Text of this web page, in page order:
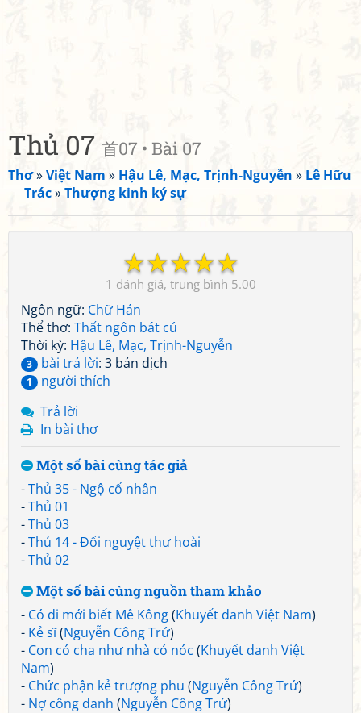
Thủ 07 首07 • Bài 07
Thơ»Việt Nam » Hậu Lê, Mạc, Trịnh-Nguyễn » Lê Hữu
Trác»Thượng kinh ký sự
☆
☆
☆
☆
☆
1 5.00
Ngôn ngữ: Chữ Hán
Thể thơ: Thất ngôn bát cú
Thời kỳ: Hậu Lê, Mạc, Trịnh-Nguyễn
3 bài trả lời: 3 bản dịch
1
người thích
Trả lời
In bài thơ
Một số bài cùng tác giả
-Thủ 35 - Ngộ cố nhân
-Thủ 01
-Thủ 03
-Thủ 14 - Đối nguyệt thư hoài
-Thủ 02
Một số bài cùng nguồn tham khảo
- Có đi mới biết Mê Kông(Khuyết danh Việt Nam)
- Kẻ sĩ(Nguyễn Công Trứ)
- Con có cha như nhà có nóc (Khuyết danh Việt
Nam)
- Chức phận kẻ trượng phu (Nguyễn Công Trứ)
- Nợ công danh (Nguyễn Công Trứ)